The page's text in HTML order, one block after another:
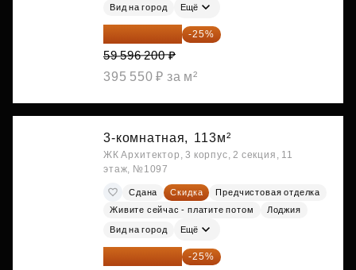
Вид на город Ещё
44 697 150 ₽ -25%
59 596 200 ₽
395 550 ₽ за м²
3-комнатная, 113м²
ЖК Архитектор, 3 корпус, 2 секция, 11
этаж, №1097
Сдана Скидка
Предчистовая отделка
Живите сейчас - платите потом
Лоджия
Вид на город Ещё
44 866 650 ₽ -25%